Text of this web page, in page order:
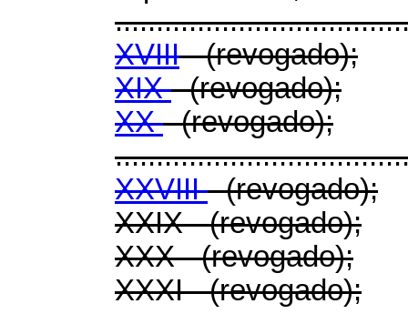
XVIII- (revogado);
XIX- (revogado);
XX- (revogado);
XXVIII- (revogado);
XXIX - (revogado);
XXX - (revogado);
XXXI - (revogado);